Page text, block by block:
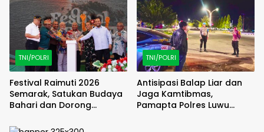
TNI/POLRI
Festival Raimuti 2026
Semarak, Satukan Budaya
Bahari dan Dorong
TNI/POLRI
Antisipasi Balap Liar dan
Jaga Kamtibmas,
Pamapta Polres Luwu